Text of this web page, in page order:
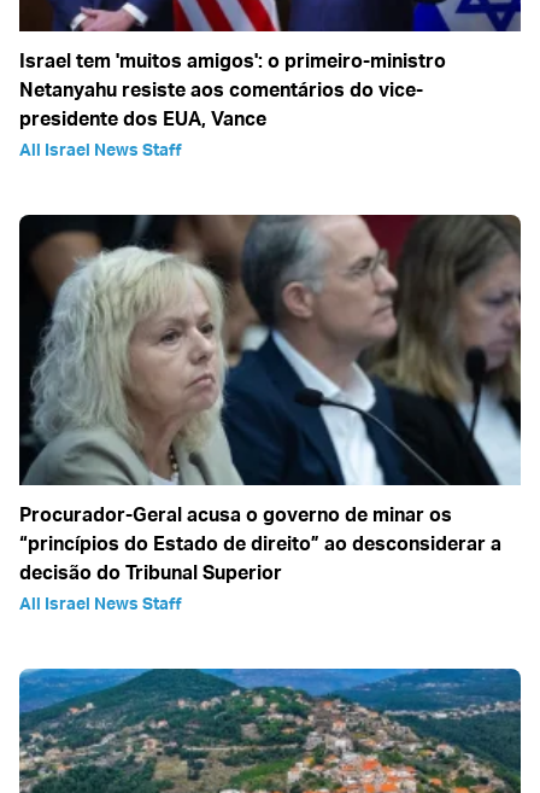
Israel tem 'muitos amigos': o primeiro-ministro
Netanyahu resiste aos comentários do vice-
presidente dos EUA, Vance
All Israel News Staff
Procurador-Geral acusa o governo de minar os
“princípios do Estado de direito” ao desconsiderar a
decisão do Tribunal Superior
All Israel News Staff